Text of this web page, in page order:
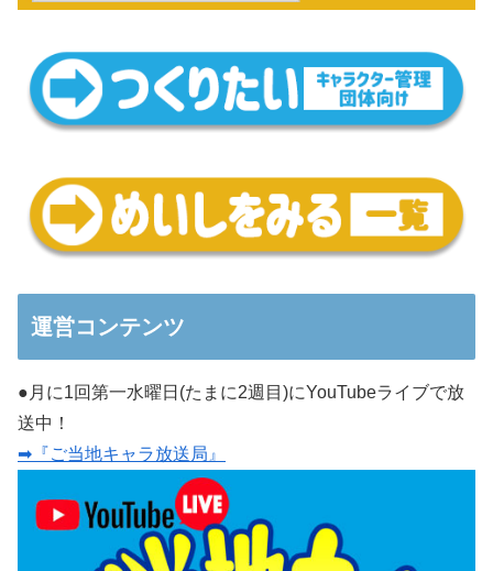
運営コンテンツ
●月に1回第一水曜日(たまに2週目)にYouTubeライブで放
送中！
➡『ご当地キャラ放送局』